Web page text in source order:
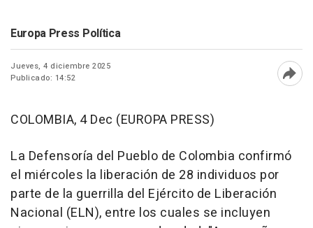
Europa Press Política
Jueves, 4 diciembre 2025
Publicado: 14:52
COLOMBIA, 4 Dec (EUROPA PRESS)
La Defensoría del Pueblo de Colombia confirmó
el miércoles la liberación de 28 individuos por
parte de la guerrilla del Ejército de Liberación
Nacional (ELN), entre los cuales se incluyen